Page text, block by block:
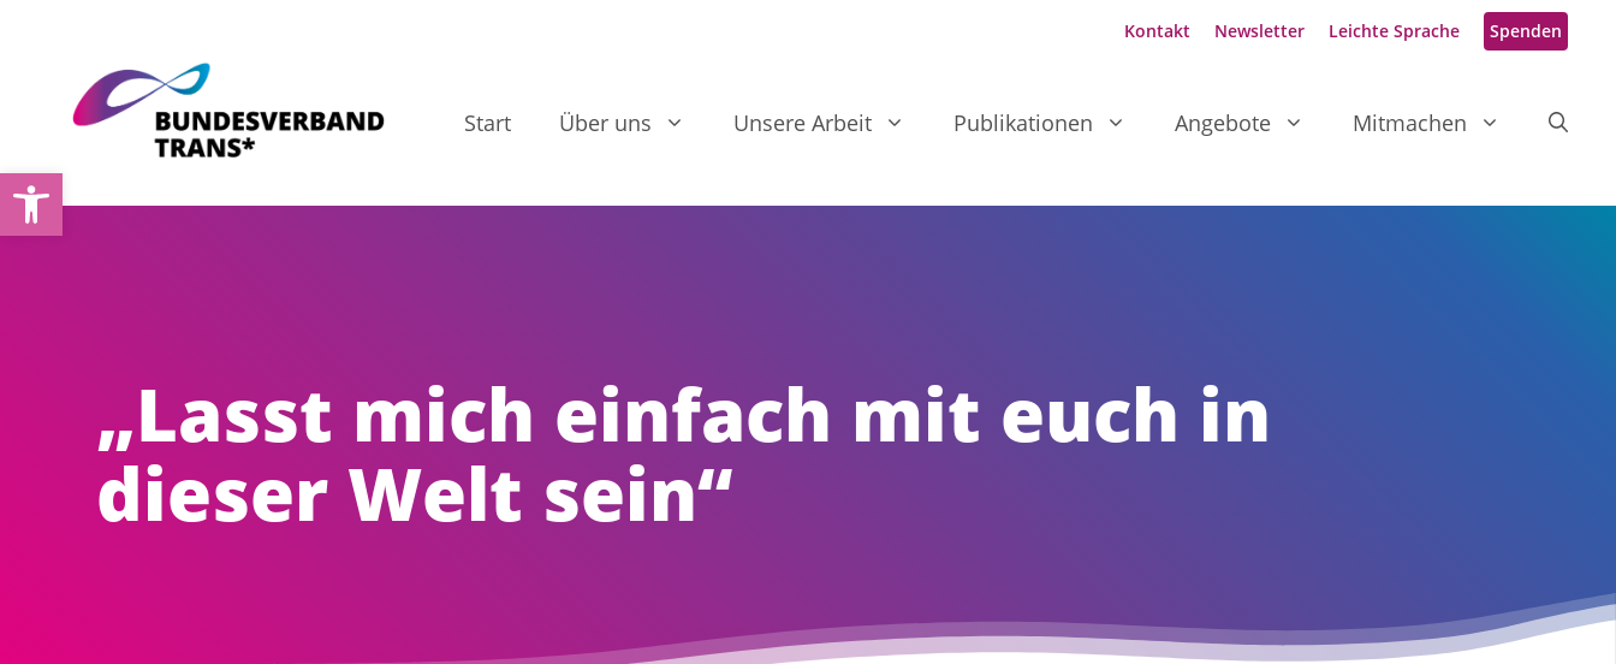
Open toolbar
springen
Kontakt Newsletter Leichte Sprache Spenden
Start Über uns Unsere Arbeit Publikationen Angebote Mitmachen
„Lasst mich einfach mit euch in
dieser Welt sein“